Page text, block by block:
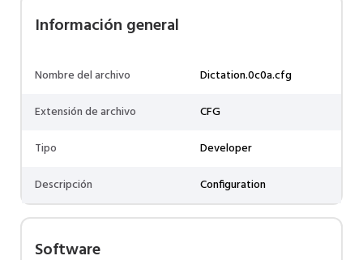
Información general
Nombre del archivo
Dictation.0c0a.cfg
Extensión de archivo
CFG
Tipo
Developer
Descripción
Configuration
Software